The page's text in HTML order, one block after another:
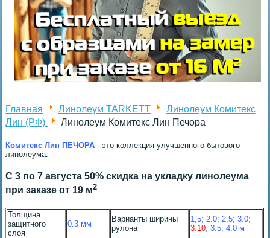
Главная Линолеум TARKETT
Линолеум Комитекс
Лин (РФ)
Линолеум Комитекс Лин Печора
Комитекс Лин ПЕЧОРА - это коллекция улучшенного бытового
линолеума.
С 3 по 7 августа 50% скидка на укладку линолеума
при заказе от 19 м2
Толщина
защитного
слоя
0.3 мм
Варианты ширины
рулона
1,5; 2.0; 2,5; 3.0;
3.10; 3.5; 4.0 м